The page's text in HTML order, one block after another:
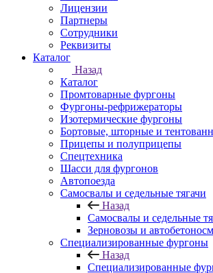
Лицензии
Партнеры
Сотрудники
Реквизиты
Каталог
Назад
Каталог
Промтоварные фургоны
Фургоны-рефрижераторы
Изотермические фургоны
Бортовые, шторные и
Прицепы и полуприцепы
Спецтехника
Шасси для фургонов
Автопоезда
Самосвалы и седельные тягачи
Назад
Самосвалы и седельные
Зерновозы и
Специализированные фургоны
Назад
Специализированные